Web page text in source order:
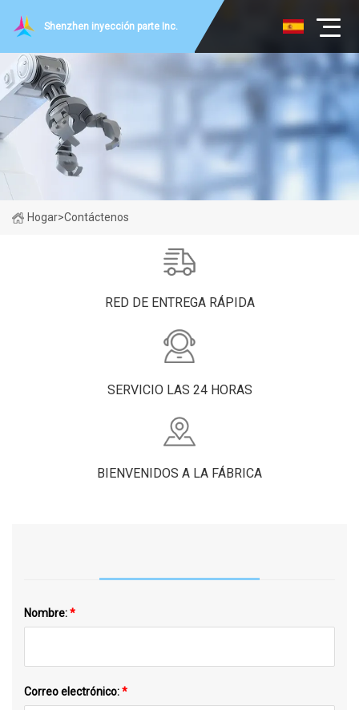
Shenzhen inyección parte Inc.
Hogar>Contáctenos
RED DE ENTREGA RÁPIDA
SERVICIO LAS 24 HORAS
BIENVENIDOS A LA FÁBRICA
Nombre:*
Correo electrónico:*